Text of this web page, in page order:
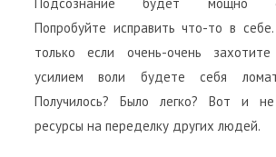
Попробуйте исправить что-то в
только если очень-очень
усилием воли будете себя
Получилось? Было легко? Вот и
ресурсы на переделку других людей.